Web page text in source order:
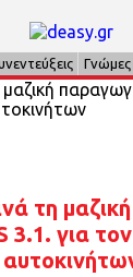
Γνώμες
τη
3.1. για